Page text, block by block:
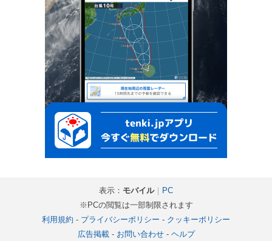
表示： モバイル｜ PC
※PCの閲覧は一部制限されます
利用規約 - プライバシーポリシー - クッキーポリシー
広告掲載- お問い合わせ- ヘルプ